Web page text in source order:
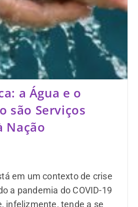
a Água e o
são Serviços
Nação
em um contexto de crise
a pandemia do COVID-19
infelizmente, tende a se